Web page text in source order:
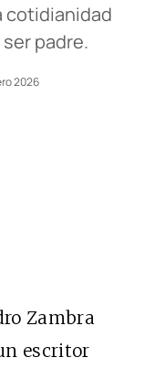
cotidianidad
padre.
2026
Zambra
escritor